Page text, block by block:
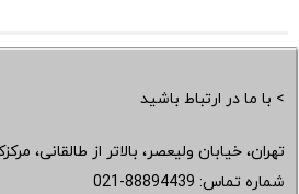
> با ما در ارتباط باشید
تهران، خیابان ولیعصر، بالاتر از طالقانی،
شماره تماس: 021-88894439